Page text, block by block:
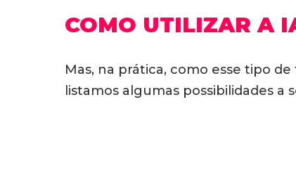
COMO UTILIZAR A
Mas, na prática, como esse tipo
listamos algumas possibilidades a